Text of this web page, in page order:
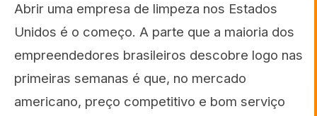
Abrir uma empresa de limpeza nos Estados
Unidos é o começo. A parte que a maioria dos
empreendedores brasileiros descobre logo nas
primeiras semanas é que, no mercado
americano, preço competitivo e bom serviço